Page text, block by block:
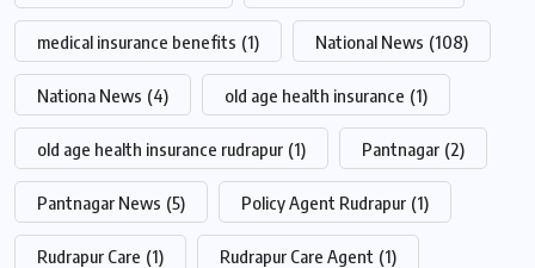
medical insurance benefits (1) National News (108)
Nationa News (4) old age health insurance (1)
old age health insurance rudrapur (1) Pantnagar (2)
Pantnagar News (5) Policy Agent Rudrapur (1)
Rudrapur Care (1) Rudrapur Care Agent (1)